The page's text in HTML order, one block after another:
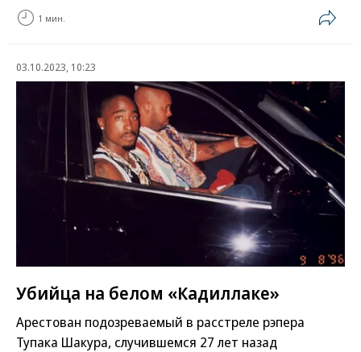
1 мин.
03.10.2023, 10:23
Убийца на белом «Кадиллаке»
Арестован подозреваемый в расстреле рэпера
Тупака Шакура, случившемся 27 лет назад